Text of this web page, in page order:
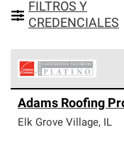
FILTROS Y
CREDENCIALES
Corning constituyen
exclusiva y cumplen
Adams Roofing
Elk Grove Village, IL